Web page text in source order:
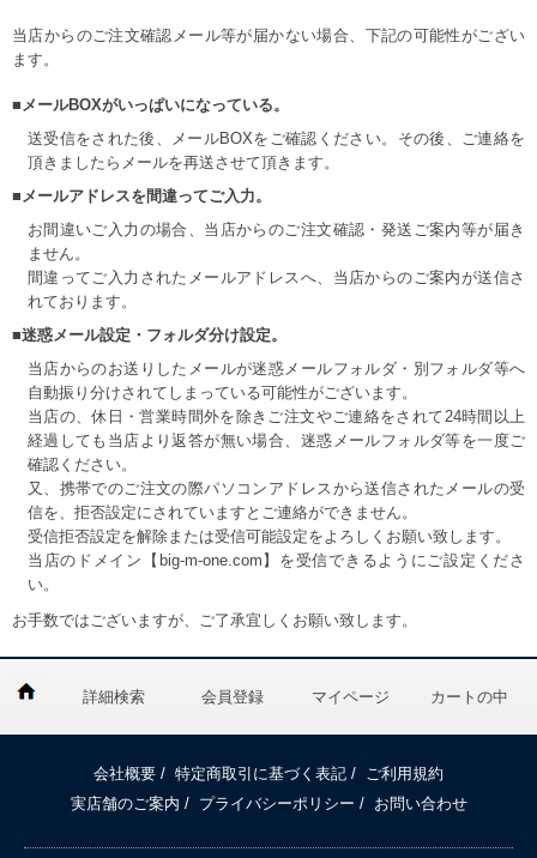
当店からのご注文確認メール等が届かない場合、下記の可能性がござい
ます。
■メールBOXがいっぱいになっている。
送受信をされた後、メールBOXをご確認ください。その後、ご連絡を
頂きましたらメールを再送させて頂きます。
■メールアドレスを間違ってご入力。
お間違いご入力の場合、当店からのご注文確認・発送ご案内等が届き
ません。
間違ってご入力されたメールアドレスへ、当店からのご案内が送信さ
れております。
■迷惑メール設定・フォルダ分け設定。
当店からのお送りしたメールが迷惑メールフォルダ・別フォルダ等へ
自動振り分けされてしまっている可能性がございます。
当店の、休日・営業時間外を除きご注文やご連絡をされて24時間以上
経過しても当店より返答が無い場合、迷惑メールフォルダ等を一度ご
確認ください。
又、携帯でのご注文の際パソコンアドレスから送信されたメールの受
信を、拒否設定にされていますとご連絡ができません。
受信拒否設定を解除または受信可能設定をよろしくお願い致します。
当店のドメイン【big-m-one.com】を受信できるようにご設定くださ
い。
お手数ではございますが、ご了承宜しくお願い致します。
詳細検索 会員登録 マイページ カートの中
会社概要 / 特定商取引に基づく表記 /
ご利用規約
実店舗のご案内 / プライバシーポリシー / お問い合わせ